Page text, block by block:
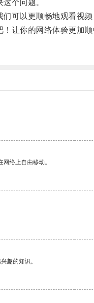
个问题。
可以更顺畅地观看视频
你的网络体验更加顺
络上自由移动。
趣的知识。